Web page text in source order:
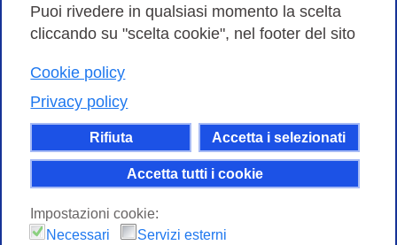
Puoi rivedere in qualsiasi momento la scelta
cliccando su "scelta cookie", nel footer del sito
Cookie policy
Privacy policy
Rifiuta Accetta i selezionati
Accetta tutti i cookie
Impostazioni cookie:
Necessari
Servizi esterni
Consortium GARR - Via dei Tizii, 6 - 00185 Roma | Tel.
| CF 97284570583 – PI 07577141000 | Codice
Destinatario 7EU9KEU |
Il contenuto di questo sito e' rilasciato, tranne dove
altrimenti indicato, secondo i termini della licenza
Creative Commons
stesso modo 4.0 Internazionale.